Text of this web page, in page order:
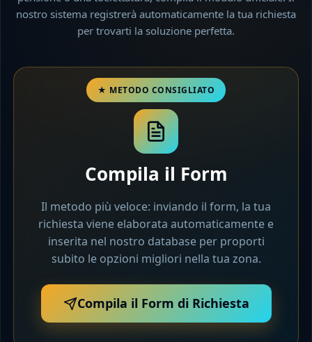
nostro sistema registrerà automaticamente la tua richiesta
per trovarti la soluzione perfetta.
Compila il Form
Il metodo più veloce: inviando il form, la tua
richiesta viene elaborata automaticamente e
inserita nel nostro database per proporti
subito le opzioni migliori nella tua zona.
Compila il Form di Richiesta